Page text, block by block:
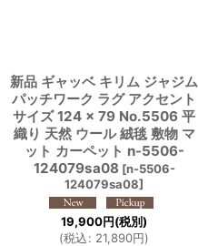
新品 ギャッベ キリム ジャジム
パッチワーク ラグ アクセント
サイズ 124 × 79 No.5506 平
織り 天然 ウール 絨毯 敷物 マ
ット カーペット n-5506-
124079sa08 [n-5506-
124079sa08]
19,900円(税別)
(税込: 21,890円)